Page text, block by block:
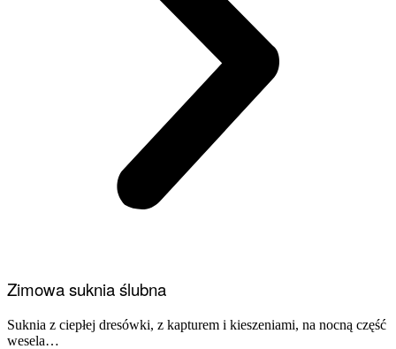
Zimowa suknia ślubna
Suknia z ciepłej dresówki, z kapturem i kieszeniami, na nocną część
wesela…